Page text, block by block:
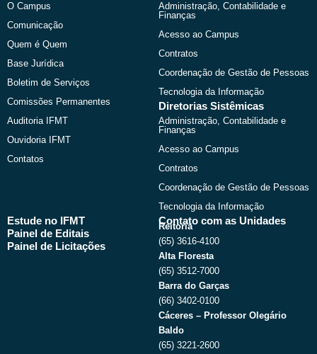
o
k
O Campus
Comunicação
Quem é Quem
Base Jurídica
Boletim de Serviços
Comissões Permanentes
Auditoria IFMT
Ouvidoria IFMT
Contatos
Administração, Contabilidade e
Finanças
Acesso ao Campus
Contratos
Coordenação de Gestão de Pessoas
Tecnologia da Informação
Diretorias Sistêmicas
Administração, Contabilidade e
Finanças
Acesso ao Campus
Contratos
Coordenação de Gestão de Pessoas
Tecnologia da Informação
Estude no IFMT
Painel de Editais
Painel de Licitações
Contato com as Unidades
Reitoria
(65) 3616-4100
Alta Floresta
(65) 3512-7000
Barra do Garças
(66) 3402-0100
Cáceres – Professor Olegário
Baldo
(65) 3221-2600